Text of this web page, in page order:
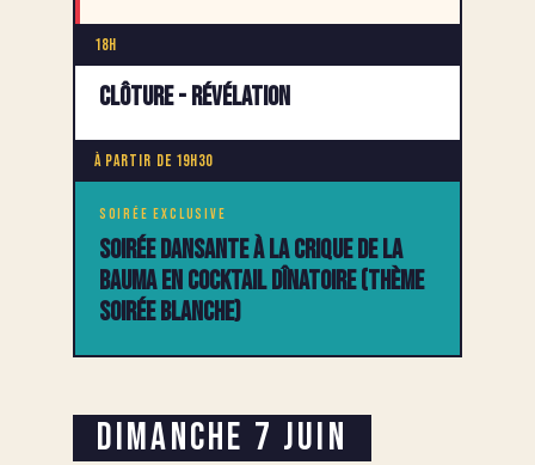
18h
Clôture - Révélation
À partir de 19h30
SOIRÉE EXCLUSIVE
Soirée dansante à la Crique de la
Bauma en cocktail dînatoire (thème
soirée blanche)
Dimanche 7 Juin